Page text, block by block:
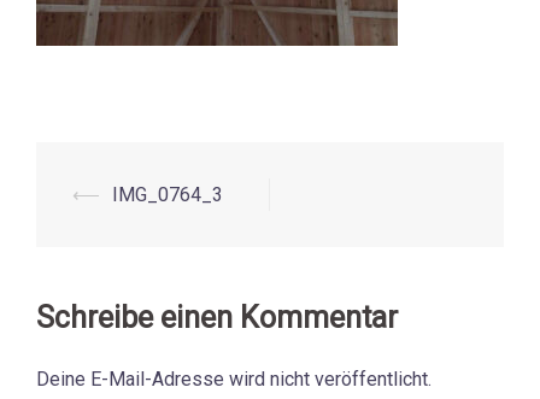
Beitrags-
⟵ IMG_0764_3
Schreibe einen Kommentar
Deine E-Mail-Adresse wird nicht veröffentlicht.